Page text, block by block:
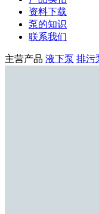
资料下载
泵的知识
联系我们
主营产品 液下泵 排污